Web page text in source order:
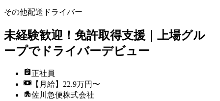
その他配送ドライバー
未経験歓迎！免許取得支援｜上場グル
ープでドライバーデビュー
正社員
【月給】22.9万円〜
佐川急便株式会社